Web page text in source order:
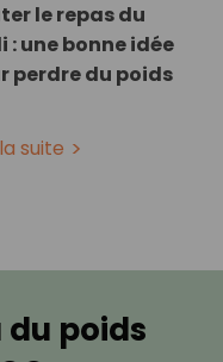
le repas du
: une bonne idée
perdre du poids
suite
du poids